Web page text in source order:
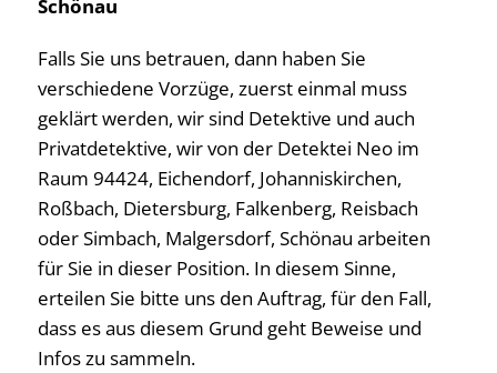
Schönau
Falls Sie uns betrauen, dann haben Sie
verschiedene Vorzüge, zuerst einmal muss
geklärt werden, wir sind Detektive und auch
Privatdetektive, wir von der Detektei Neo im
Raum 94424, Eichendorf, Johanniskirchen,
Roßbach, Dietersburg, Falkenberg, Reisbach
oder Simbach, Malgersdorf, Schönau arbeiten
für Sie in dieser Position. In diesem Sinne,
erteilen Sie bitte uns den Auftrag, für den Fall,
dass es aus diesem Grund geht Beweise und
Infos zu sammeln.